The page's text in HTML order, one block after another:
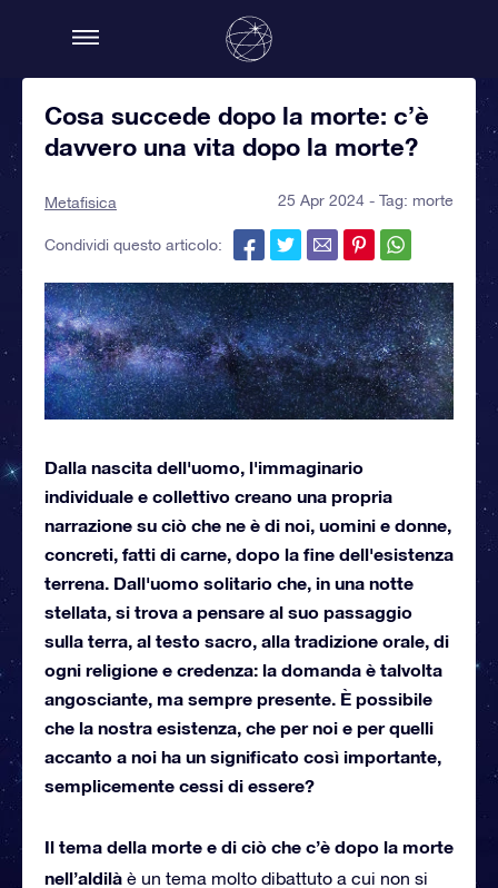
Cosa succede dopo la morte: c’è
davvero una vita dopo la morte?
Metafisica 25 Apr 2024 - Tag: morte
Condividi questo articolo:
Dalla nascita dell'uomo, l'immaginario
individuale e collettivo creano una propria
narrazione su ciò che ne è di noi, uomini e donne,
concreti, fatti di carne, dopo la fine dell'esistenza
terrena. Dall'uomo solitario che, in una notte
stellata, si trova a pensare al suo passaggio
sulla terra, al testo sacro, alla tradizione orale, di
ogni religione e credenza: la domanda è talvolta
angosciante, ma sempre presente. È possibile
che la nostra esistenza, che per noi e per quelli
accanto a noi ha un significato così importante,
semplicemente cessi di essere?
Il tema della morte e di ciò che c’è dopo la morte
nell’aldilà è un tema molto dibattuto a cui non si